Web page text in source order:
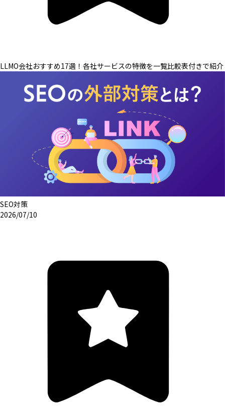
LLMO会社おすすめ17選！各社サービスの特徴を一覧比較表付きで紹介
SEO対策
2026/07/10